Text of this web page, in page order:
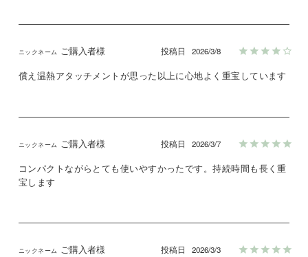
ご購入者様 投稿日 2026/3/8
償え温熱アタッチメントが思った以上に心地よく重宝しています
ご購入者様 投稿日 2026/3/7
コンパクトながらとても使いやすかったです。持続時間も長く重
宝します
ご購入者様 投稿日 2026/3/3